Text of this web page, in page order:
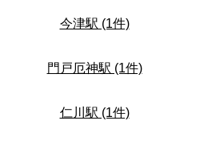
今津駅 (1件)
門戸厄神駅 (1件)
仁川駅 (1件)